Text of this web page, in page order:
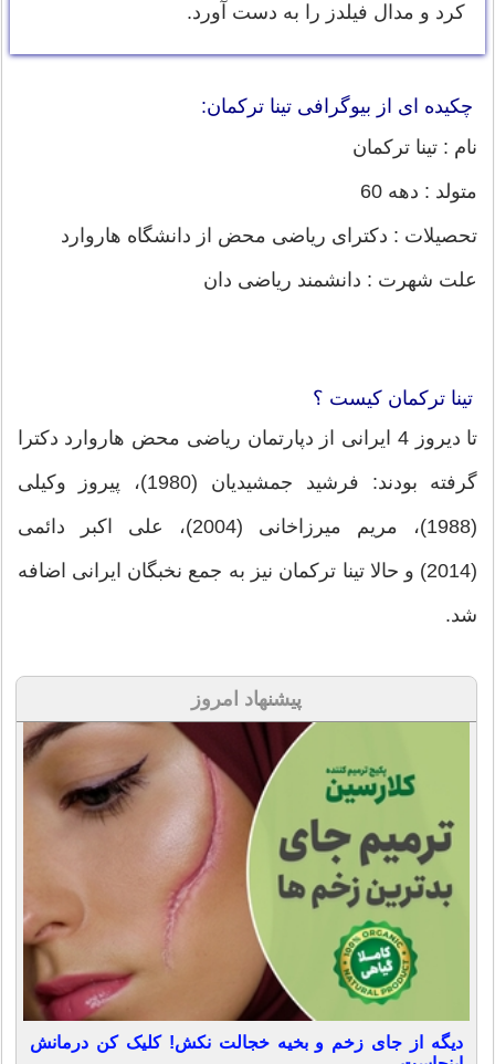
کرد و مدال فیلدز را به دست آورد.
چکیده ای از بیوگرافی تینا ترکمان:
نام : تینا ترکمان
متولد : دهه 60
تحصیلات : دکترای ریاضی محض از دانشگاه هاروارد
علت شهرت : دانشمند ریاضی دان
تینا ترکمان کیست ؟
تا دیروز 4 ایرانی از دپارتمان ریاضی محض هاروارد دکترا
گرفته بودند: فرشید جمشیدیان (1980)، پیروز وکیلی
(1988)، مریم میرزاخانی (2004)، علی اکبر دائمی
(2014) و حالا تینا ترکمان نیز به جمع نخبگان ایرانی اضافه
شد.
پیشنهاد امروز
دیگه از جای زخم و بخیه خجالت نکش! کلیک کن درمانش